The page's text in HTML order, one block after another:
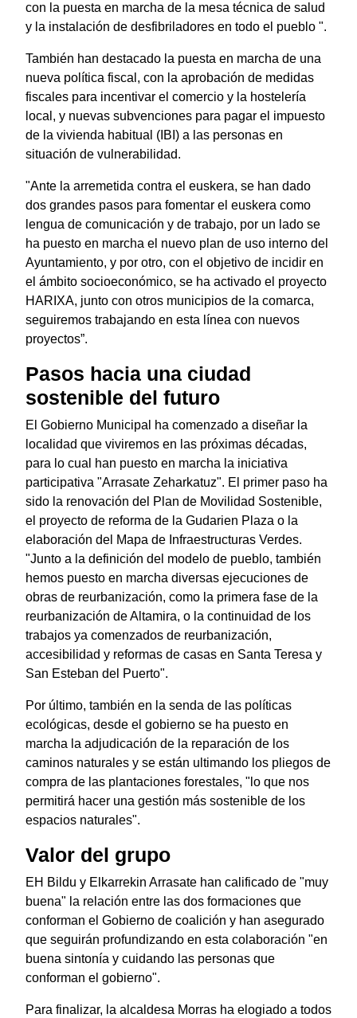
con la puesta en marcha de la mesa técnica de salud
y la instalación de desfibriladores en todo el pueblo ".
También han destacado la puesta en marcha de una
nueva política fiscal, con la aprobación de medidas
fiscales para incentivar el comercio y la hostelería
local, y nuevas subvenciones para pagar el impuesto
de la vivienda habitual (IBI) a las personas en
situación de vulnerabilidad.
"Ante la arremetida contra el euskera, se han dado
dos grandes pasos para fomentar el euskera como
lengua de comunicación y de trabajo, por un lado se
ha puesto en marcha el nuevo plan de uso interno del
Ayuntamiento, y por otro, con el objetivo de incidir en
el ámbito socioeconómico, se ha activado el proyecto
HARIXA, junto con otros municipios de la comarca,
seguiremos trabajando en esta línea con nuevos
proyectos”.
Pasos hacia una ciudad
sostenible del futuro
El Gobierno Municipal ha comenzado a diseñar la
localidad que viviremos en las próximas décadas,
para lo cual han puesto en marcha la iniciativa
participativa "Arrasate Zeharkatuz". El primer paso ha
sido la renovación del Plan de Movilidad Sostenible,
el proyecto de reforma de la Gudarien Plaza o la
elaboración del Mapa de Infraestructuras Verdes.
"Junto a la definición del modelo de pueblo, también
hemos puesto en marcha diversas ejecuciones de
obras de reurbanización, como la primera fase de la
reurbanización de Altamira, o la continuidad de los
trabajos ya comenzados de reurbanización,
accesibilidad y reformas de casas en Santa Teresa y
San Esteban del Puerto".
Por último, también en la senda de las políticas
ecológicas, desde el gobierno se ha puesto en
marcha la adjudicación de la reparación de los
caminos naturales y se están ultimando los pliegos de
compra de las plantaciones forestales, "lo que nos
permitirá hacer una gestión más sostenible de los
espacios naturales".
Valor del grupo
EH Bildu y Elkarrekin Arrasate han calificado de "muy
buena" la relación entre las dos formaciones que
conforman el Gobierno de coalición y han asegurado
que seguirán profundizando en esta colaboración "en
buena sintonía y cuidando las personas que
conforman el gobierno".
Para finalizar, la alcaldesa Morras ha elogiado a todos